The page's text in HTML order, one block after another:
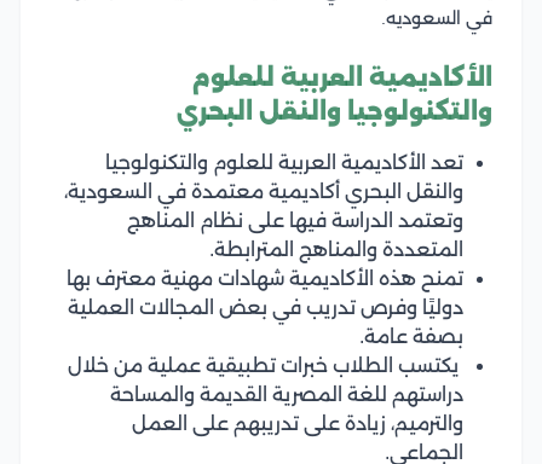
في السعوديه.
الأكاديمية العربية للعلوم
والتكنولوجيا والنقل البحري
تعد الأكاديمية العربية للعلوم والتكنولوجيا
والنقل البحري أكاديمية معتمدة في السعودية،
وتعتمد الدراسة فيها على نظام المناهج
المتعددة والمناهج المترابطة.
تمنح هذه الأكاديمية شهادات مهنية معترف بها
دوليًا وفرص تدريب في بعض المجالات العملية
بصفة عامة.
يكتسب الطلاب خبرات تطبيقية عملية من خلال
دراستهم للغة المصرية القديمة والمساحة
والترميم، زيادة على تدريبهم على العمل
الجماعي.